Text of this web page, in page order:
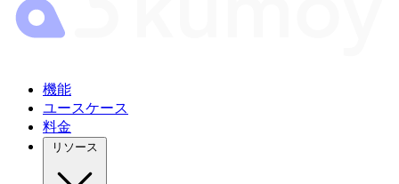
機能
ユースケース
料金